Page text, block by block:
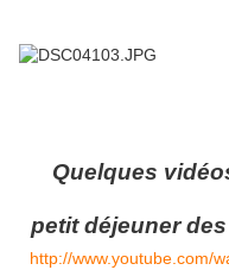
Quelques
petit déjeuner
http://www.youtube.com/